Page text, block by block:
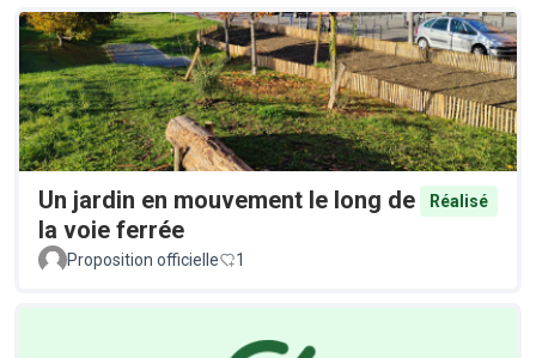
Un jardin en mouvement le long de
la voie ferrée
Réalisé
Proposition officielle 1